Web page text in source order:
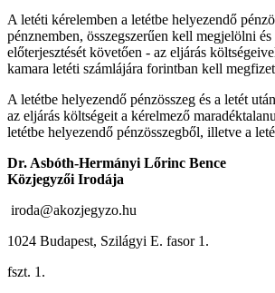
A letéti kérelemben a letétbe helyezendő
pénznemben, összegszerűen kell megjelölni
előterjesztését követően - az eljárás
kamara letéti számlájára forintban kell
A letétbe helyezendő pénzösszeg és a letét
az eljárás költségeit a kérelmező
letétbe helyezendő pénzösszegből, illetve a
Dr. Asbóth-Hermányi Lőrinc Bence
Közjegyzői Irodája
iroda@akozjegyzo.hu
1024 Budapest, Szilágyi E. fasor 1.
fszt. 1.